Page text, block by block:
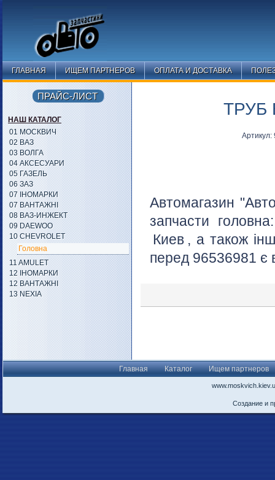
ГЛАВНАЯ ИЩЕМ ПАРТНЕРОВ ОПЛАТА И ДОСТАВКА
ТРУБ
Автомагазин
запчасти
Киев , а також
перед 96536981 є
ПРАЙС-ЛИСТ
НАШ КАТАЛОГ
01 МОСКВИЧ
02 ВАЗ
03 ВОЛГА
04 АКСЕСУАРИ
05 ГАЗЕЛЬ
06 ЗАЗ
07 ІНОМАРКИ
07 ВАНТАЖНІ
08 ВАЗ-ИНЖЕКТ
09 DAEWOO
10 CHEVROLET
Головна
11 AMULET
12 ІНОМАРКИ
12 ВАНТАЖНІ
13 NEXIA
Главная Каталог Ищем партнеров
Создание и